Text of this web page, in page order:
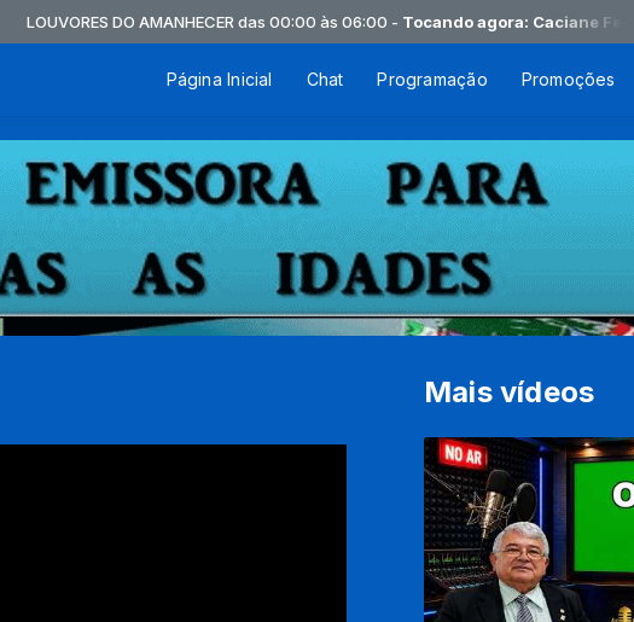
LOUVORES DO AMANHECER das 00:00 às 06:00 -Tocando agora: Caciane Festa
Página Inicial Chat Programação Promoções
Mais vídeos